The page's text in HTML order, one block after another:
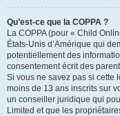
Qu’est-ce que la COPPA ?
La COPPA (pour « Child
États-Unis d’Amérique qui
potentiellement des
consentement écrit des
Si vous ne savez pas si cette
moins de 13 ans inscrits sur
un conseiller juridique qui
Limited et que les